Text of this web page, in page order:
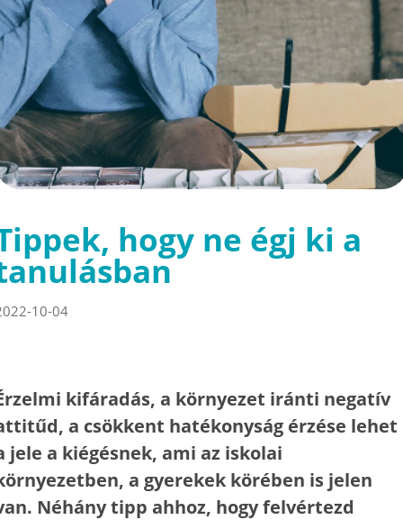
hogy ne égj ki a
10-04
kifáradás, a környezet iránti negatív
a csökkent hatékonyság érzése lehet
jele a kiégésnek, ami az iskolai
a gyerekek körében is jelen
Néhány tipp ahhoz, hogy felvértezd